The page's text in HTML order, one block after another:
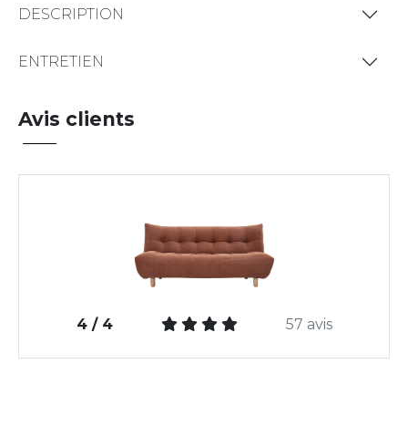
DESCRIPTION
ENTRETIEN
Avis clients
4 / 4 57 avis